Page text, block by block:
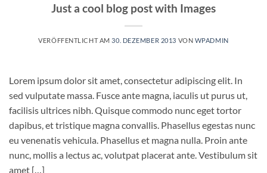
Just a cool blog post with Images
VERÖFFENTLICHT AM 30. DEZEMBER 2013 VON WPADMIN
Lorem ipsum dolor sit amet, consectetur adipiscing elit. In
sed vulputate massa. Fusce ante magna, iaculis ut purus ut,
facilisis ultrices nibh. Quisque commodo nunc eget tortor
dapibus, et tristique magna convallis. Phasellus egestas nunc
eu venenatis vehicula. Phasellus et magna nulla. Proin ante
nunc, mollis a lectus ac, volutpat placerat ante. Vestibulum sit
amet […]